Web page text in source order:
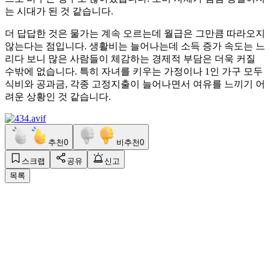
는 시대가 된 것 같습니다.
더 답답한 것은 물가는 계속 오르는데 월급은 그만큼 따라오지
않는다는 점입니다. 생활비는 늘어나는데 소득 증가 속도는 느
리다 보니 많은 사람들이 체감하는 경제적 부담은 더욱 커질
수밖에 없습니다. 특히 자녀를 키우는 가정이나 1인 가구 모두
식비와 공과금, 각종 고정지출이 늘어나면서 여유를 느끼기 어
려운 상황인 것 같습니다.
추천0 비추천0
스크랩 공유
신고
목록